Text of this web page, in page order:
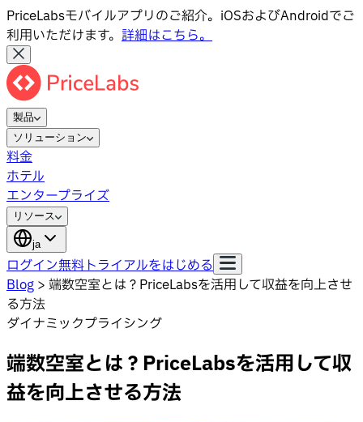
PriceLabsモバイルアプリのご紹介。iOSおよびAndroidでご
利用いただけます。 詳細はこちら。
製品
ソリューション
料金
ホテル
エンタープライズ
リソース
ja
ログイン無料トライアルをはじめる
Blog > 端数空室とは？PriceLabsを活用して収益を向上させ
る方法
ダイナミックプライシング
端数空室とは？PriceLabsを活用して収
益を向上させる方法